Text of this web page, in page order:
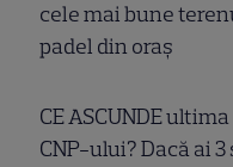
cele mai bune
padel din oraș
CE ASCUNDE
CNP-ului? Dacă ai 3